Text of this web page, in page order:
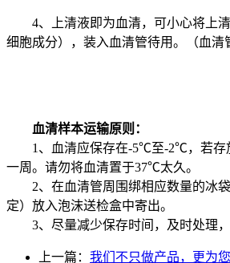
4、上清液即为血清，可小心将上清
细胞成分），装入血清管待用。（血清
血清样本运输原则：
1、血清应保存在-5℃至-2℃，若存
一周。请勿将血清置于37℃太久。
2、在血清管周围绑相应数量的冰袋
定）放入泡沫送检盒中寄出。
3、尽量减少保存时间，及时处理，
上一篇： 我们不只做产品，更为